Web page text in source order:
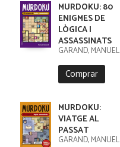
MURDOKU: 80
ENIGMES DE
LÒGICA I
ASSASSINATS
GARAND, MANUEL
Comprar
MURDOKU:
VIATGE AL
PASSAT
GARAND, MANUEL